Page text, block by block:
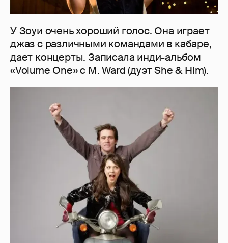
У Зоуи очень хороший голос. Она играет
джаз с различными командами в кабаре,
дает концерты. Записала инди-альбом
«Volume One» с M. Ward (дуэт She & Him).